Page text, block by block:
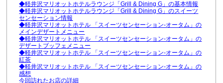
◆軽井沢マリオットホテルラウンジ「Grill & Dining G」の基本情報
◆軽井沢マリオットホテルラウンジ「Grill & Dining G」のスイーツ
センセーション情報
◆軽井沢マリオットホテル 「スイーツセンセーション-オータム」の
メインデザートメニュー
◆軽井沢マリオットホテル 「スイーツセンセーション-オータム」の
デザートブッフェメニュー
◆軽井沢マリオットホテル 「スイーツセンセーション-オータム」の
紅茶
◆軽井沢マリオットホテル 「スイーツセンセーション-オータム」の
感想
今回訪れたお店の詳細